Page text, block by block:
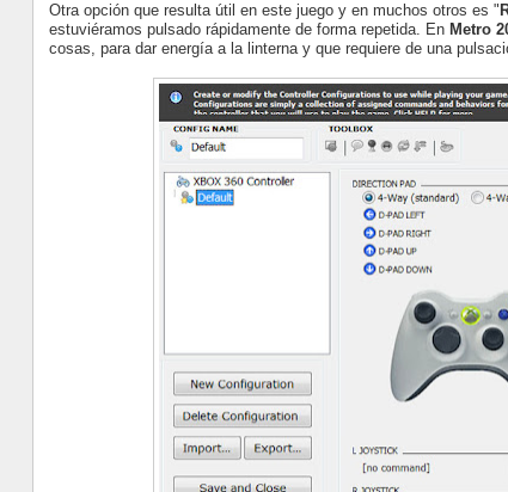
Otra opción que resulta útil en este juego y en muchos otros es "
estuviéramos pulsado rápidamente de forma repetida. En Metro
cosas, para dar energía a la linterna y que requiere de una